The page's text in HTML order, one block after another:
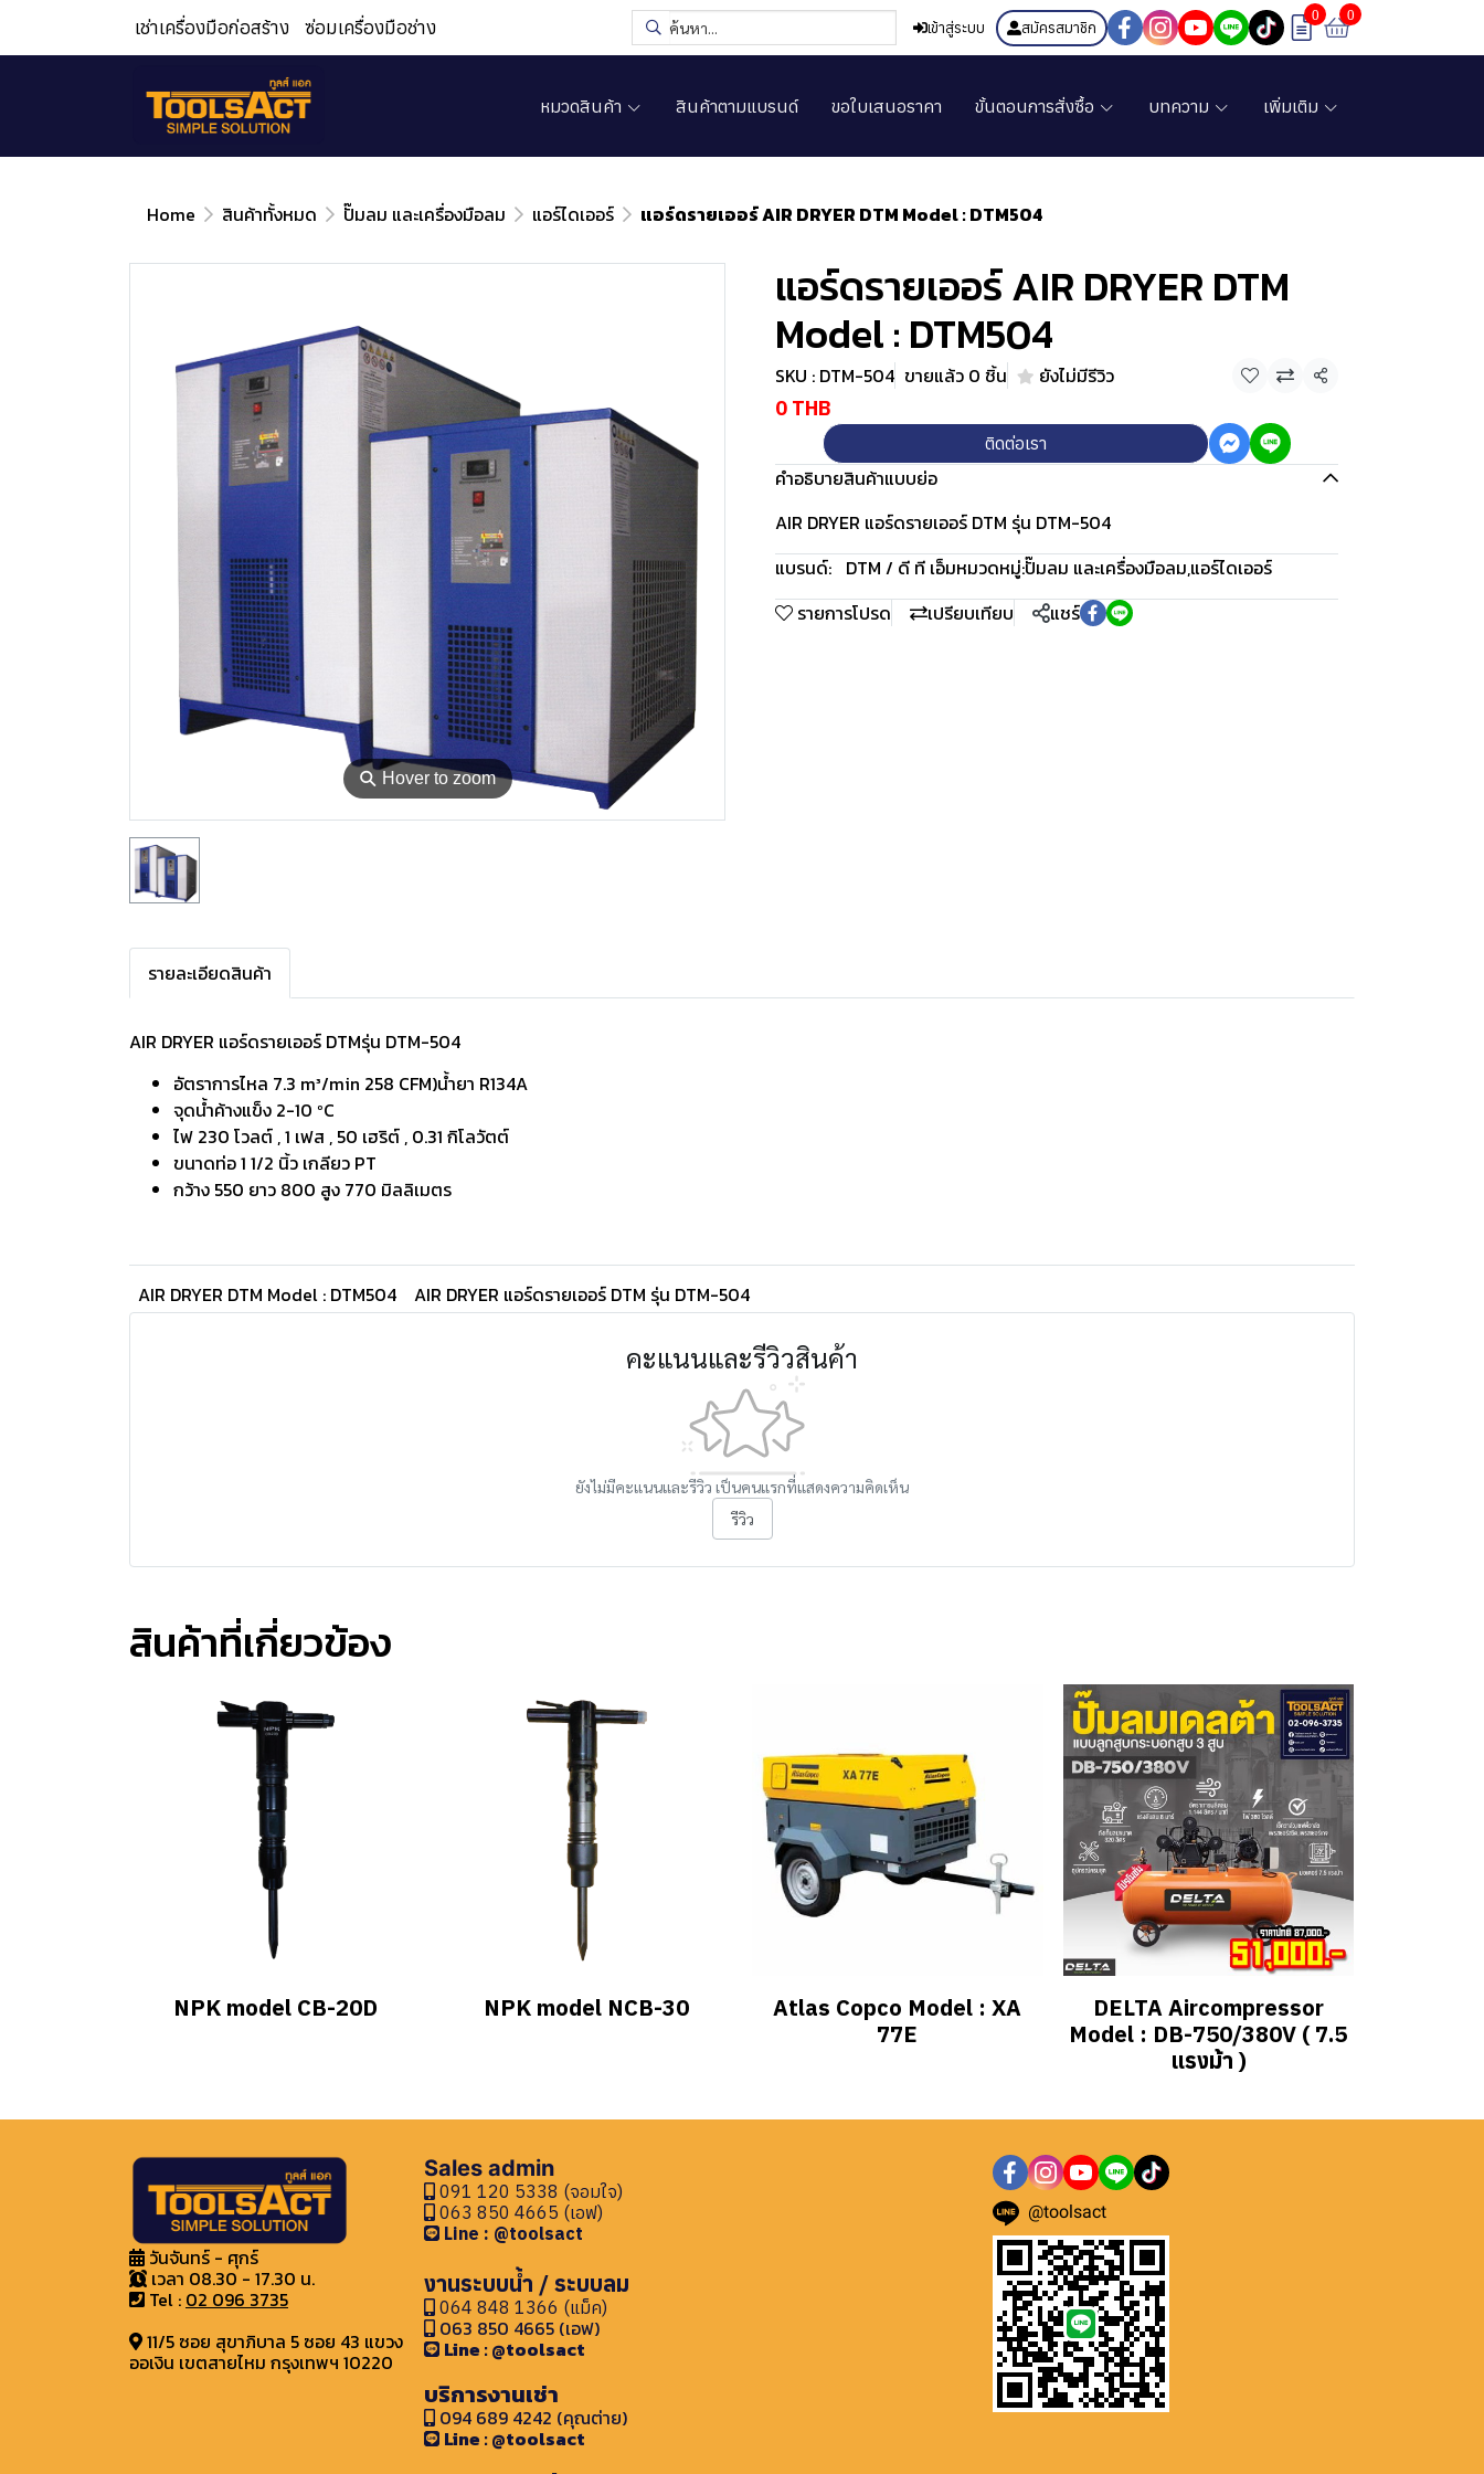
เช่าเครื่องมือก่อสร้าง ซ่อมเครื่องมือช่าง เข้าสู่ระบบ สมัครสมาชิก
0 0
หมวดสินค้า สินค้าตามแบรนด์ ขอใบเสนอราคา ขั้นตอนการสั่งซื้อ บทความ เพิ่มเติม
Home สินค้าทั้งหมด ปั๊มลม และเครื่องมือลม แอร์ไดเออร์ แอร์ดรายเออร์ AIR DRYER DTM Model : DTM504
⚲Hover to zoom
แอร์ดรายเออร์ AIR DRYER DTM
Model : DTM504
SKU : DTM-504 ขายแล้ว 0 ชิ้น ยังไม่มีรีวิว แชร์
0 THB
ติดต่อเรา
คำอธิบายสินค้าแบบย่อ
AIR DRYER แอร์ดรายเออร์ DTM รุ่น DTM-504
แบรนด์: DTM / ดี ที เอ็มหมวดหมู่:ปั๊มลม และเครื่องมือลม,แอร์ไดเออร์
รายการโปรด
เปรียบเทียบ แชร์
รายละเอียดสินค้า
AIR DRYER แอร์ดรายเออร์ DTMรุ่น DTM-504
อัตราการไหล 7.3 m³/min 258 CFM)น้ำยา R134A
จุดน้ำค้างแข็ง 2-10 ºC
ไฟ 230 โวลต์ , 1 เฟส , 50 เฮริต์ , 0.31 กิโลวัตต์
ขนาดท่อ 1 1/2 นิ้ว เกลียว PT
กว้าง 550 ยาว 800 สูง 770 มิลลิเมตร
AIR DRYER DTM Model : DTM504 AIR DRYER แอร์ดรายเออร์ DTM รุ่น DTM-504
คะแนนและรีวิวสินค้า
ยังไม่มีคะแนนและรีวิว เป็นคนแรกที่แสดงความคิดเห็น
รีวิว
สินค้าที่เกี่ยวข้อง
NPK model CB-20D NPK model NCB-30
Atlas Copco Model : XA
77E
DELTA Aircompressor
Model : DB-750/380V ( 7.5
แรงม้า )
วันจันทร์ - ศุกร์
เวลา 08.30 - 17.30 น.
Tel : 02 096 3735
11/5 ซอย สุขาภิบาล 5 ซอย 43 แขวง
ออเงิน เขตสายไหม กรุงเทพฯ 10220
Sales admin
091 120 5338 (จอมใจ)
063 850 4665 (เอฟ)
Line : @toolsact
งานระบบน้ำ / ระบบลม
064 848 1366 (แม็ค)
063 850 4665 (เอฟ)
Line : @toolsact
บริการงานเช่า
094 689 4242 (คุณต่าย)
Line : @toolsact
@toolsact